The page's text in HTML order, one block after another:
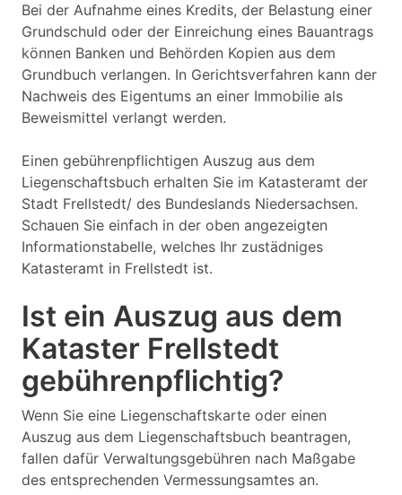
Bei der Aufnahme eines Kredits, der Belastung einer
Grundschuld oder der Einreichung eines Bauantrags
können Banken und Behörden Kopien aus dem
Grundbuch verlangen. In Gerichtsverfahren kann der
Nachweis des Eigentums an einer Immobilie als
Beweismittel verlangt werden.
Einen gebührenpflichtigen Auszug aus dem
Liegenschaftsbuch erhalten Sie im Katasteramt der
Stadt Frellstedt/ des Bundeslands Niedersachsen.
Schauen Sie einfach in der oben angezeigten
Informationstabelle, welches Ihr zustädniges
Katasteramt in Frellstedt ist.
Ist ein Auszug aus dem
Kataster Frellstedt
gebührenpflichtig?
Wenn Sie eine Liegenschaftskarte oder einen
Auszug aus dem Liegenschaftsbuch beantragen,
fallen dafür Verwaltungsgebühren nach Maßgabe
des entsprechenden Vermessungsamtes an.